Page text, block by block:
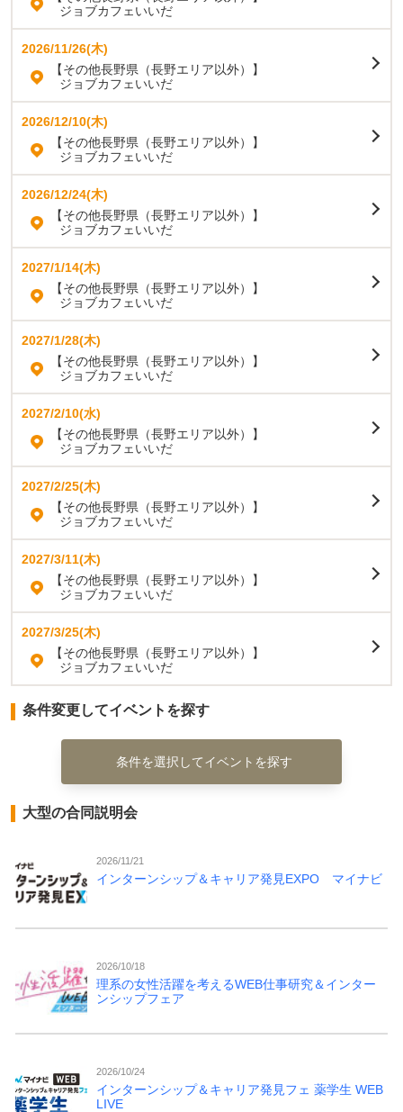
ジョブカフェいいだ
2026/11/26(木)
【その他長野県（長野エリア以外）】
ジョブカフェいいだ
2026/12/10(木)
【その他長野県（長野エリア以外）】
ジョブカフェいいだ
2026/12/24(木)
【その他長野県（長野エリア以外）】
ジョブカフェいいだ
2027/1/14(木)
【その他長野県（長野エリア以外）】
ジョブカフェいいだ
2027/1/28(木)
【その他長野県（長野エリア以外）】
ジョブカフェいいだ
2027/2/10(水)
【その他長野県（長野エリア以外）】
ジョブカフェいいだ
2027/2/25(木)
【その他長野県（長野エリア以外）】
ジョブカフェいいだ
2027/3/11(木)
【その他長野県（長野エリア以外）】
ジョブカフェいいだ
2027/3/25(木)
【その他長野県（長野エリア以外）】
ジョブカフェいいだ
条件変更してイベントを探す
条件を選択してイベントを探す
大型の合同説明会
2026/11/21
インターンシップ＆キャリア発見EXPO マイナビ
2026/10/18
理系の女性活躍を考えるWEB仕事研究＆インター
ンシップフェア
2026/10/24
インターンシップ＆キャリア発見フェ 薬学生 WEB
LIVE